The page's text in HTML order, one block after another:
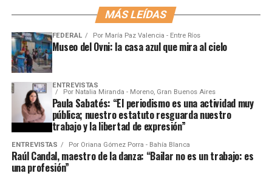
MÁS LEÍDAS
FEDERAL Por María Paz Valencia - Entre Ríos
Museo del Ovni: la casa azul que mira al cielo
ENTREVISTAS
Por Natalia Miranda - Moreno, Gran Buenos Aires
Paula Sabatés: “El periodismo es una actividad muy
pública; nuestro estatuto resguarda nuestro
trabajo y la libertad de expresión”
ENTREVISTAS Por Oriana Gómez Porra - Bahía Blanca
Raúl Candal, maestro de la danza: “Bailar no es un trabajo: es
una profesión”